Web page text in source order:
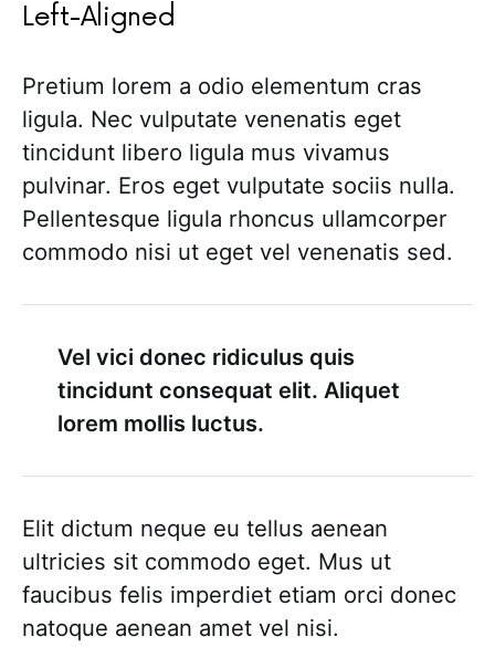
Left-Aligned
Pretium lorem a odio elementum cras
ligula. Nec vulputate venenatis eget
tincidunt libero ligula mus vivamus
pulvinar. Eros eget vulputate sociis nulla.
Pellentesque ligula rhoncus ullamcorper
commodo nisi ut eget vel venenatis sed.
Vel vici donec ridiculus quis
tincidunt consequat elit. Aliquet
lorem mollis luctus.
Elit dictum neque eu tellus aenean
ultricies sit commodo eget. Mus ut
faucibus felis imperdiet etiam orci donec
natoque aenean amet vel nisi.